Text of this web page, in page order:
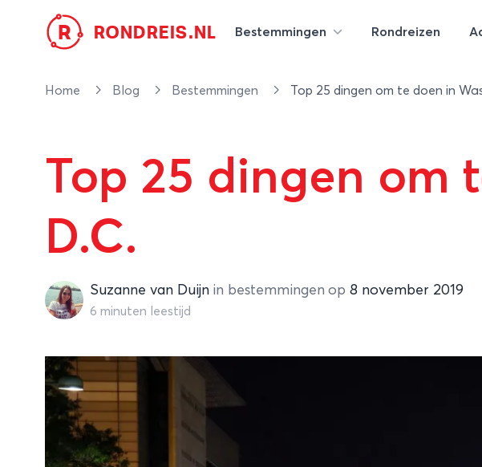
R RONDREIS.NL Bestemmingen Rondreizen
Home Blog Bestemmingen Top 25 dingen om te doen in
Top 25 dingen om
D.C.
Suzanne van Duijn
Suzanne van Duijn in bestemmingen op 8 november 2019
6 minuten leestijd